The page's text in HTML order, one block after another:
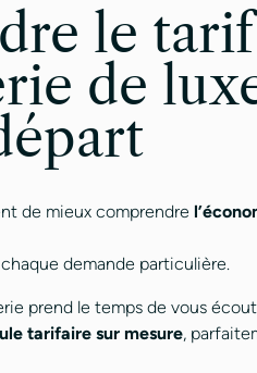
le tarif
de
de mieux comprendre
demande particulière.
prend le temps de vous
tarifaire sur mesure,